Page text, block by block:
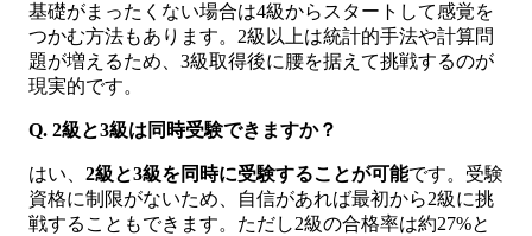
基礎がまったくない場合は4級からスタートして感覚を
つかむ方法もあります。2級以上は統計的手法や計算問
題が増えるため、3級取得後に腰を据えて挑戦するのが
現実的です。
Q. 2級と3級は同時受験できますか？
はい、 2級と3級を同時に受験することが可能です。受験
資格に制限がないため、自信があれば最初から2級に挑
戦することもできます。ただし2級の合格率は約27%と